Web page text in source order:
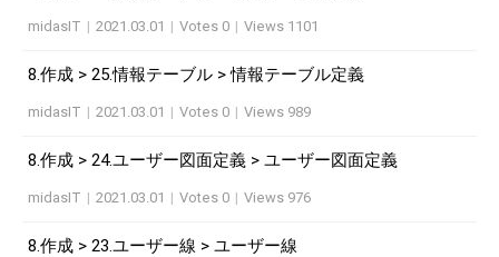
midasIT | 2021.03.01 | Votes 0 | Views 1101
8.作成 > 25.情報テーブル > 情報テーブル定義
midasIT | 2021.03.01 | Votes 0 | Views 989
8.作成 > 24.ユーザー図面定義 > ユーザー図面定義
midasIT | 2021.03.01 | Votes 0 | Views 976
8.作成 > 23.ユーザー線 > ユーザー線